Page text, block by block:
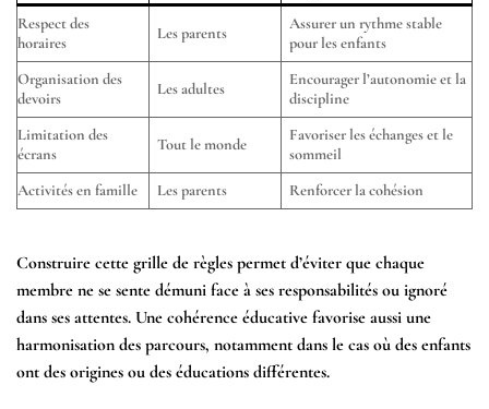
Respect des
horaires
Les parents
Assurer un rythme stable
pour les enfants
Organisation des
devoirs
Les adultes
Encourager l’autonomie et la
discipline
Limitation des
écrans
Tout le monde
Favoriser les échanges et le
sommeil
Activités en famille
Les parents Renforcer la cohésion
Construire cette grille de règles permet d’éviter que chaque
membre ne se sente démuni face à ses responsabilités ou ignoré
dans ses attentes. Une cohérence éducative favorise aussi une
harmonisation des parcours, notamment dans le cas où des enfants
ont des origines ou des éducations différentes.